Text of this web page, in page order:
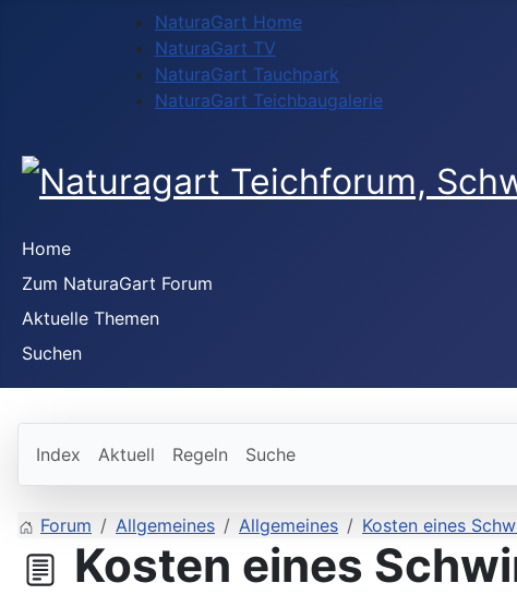
NaturaGart Home
NaturaGart TV
NaturaGart Tauchpark
NaturaGart Teichbaugalerie
Home
Zum NaturaGart Forum
Aktuelle Themen
Suchen
Index Aktuell Regeln Suche
Forum Allgemeines Allgemeines Kosten eines
Kosten eines